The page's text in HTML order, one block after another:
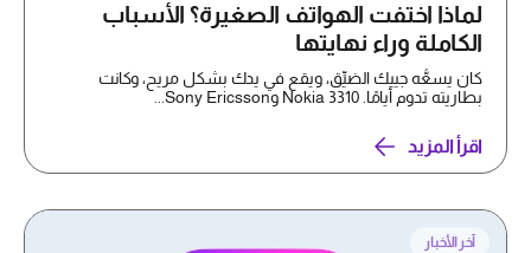
لماذا اختفت الهواتف الصغيرة؟ الأسباب
الكاملة وراء نهايتها
كان يسعُّه جيبك الضيِّق، ويقع في يدك بشكل مريح، وكانت
بطاريته تدوم أيامًا. Nokia 3310 وSony Ericsson...
اقرأ المزيد
آخر الأخبار